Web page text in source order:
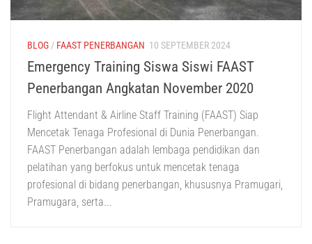
BLOG / FAAST PENERBANGAN 10 SEPTEMBER 2024
Emergency Training Siswa Siswi FAAST
Penerbangan Angkatan November 2020
Flight Attendant & Airline Staff Training (FAAST) Siap
Mencetak Tenaga Profesional di Dunia Penerbangan.
FAAST Penerbangan adalah lembaga pendidikan dan
pelatihan yang berfokus untuk mencetak tenaga
profesional di bidang penerbangan, khususnya Pramugari,
Pramugara, serta...